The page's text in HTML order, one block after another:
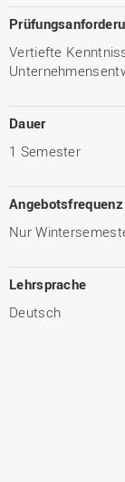
Vertiefte
Dauer
1 Semester
Angebotsfrequenz
Nur
Lehrsprache
Deutsch